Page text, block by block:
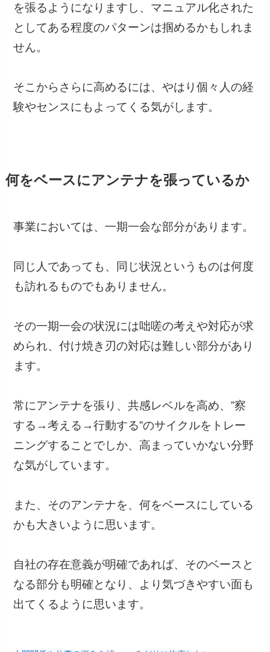
を張るようになりますし、マニュアル化された
としてある程度のパターンは掴めるかもしれま
せん。
そこからさらに高めるには、やはり個々人の経
験やセンスにもよってくる気がします。
何をベースにアンテナを張っているか
事業においては、一期一会な部分があります。
同じ人であっても、同じ状況というものは何度
も訪れるものでもありません。
その一期一会の状況には咄嗟の考えや対応が求
められ、付け焼き刃の対応は難しい部分があり
ます。
常にアンテナを張り、共感レベルを高め、”察
する→考える→行動する”のサイクルをトレー
ニングすることでしか、高まっていかない分野
な気がしています。
また、そのアンテナを、何をベースにしている
かも大きいように思います。
自社の存在意義が明確であれば、そのベースと
なる部分も明確となり、より気づきやすい面も
出てくるように思います。